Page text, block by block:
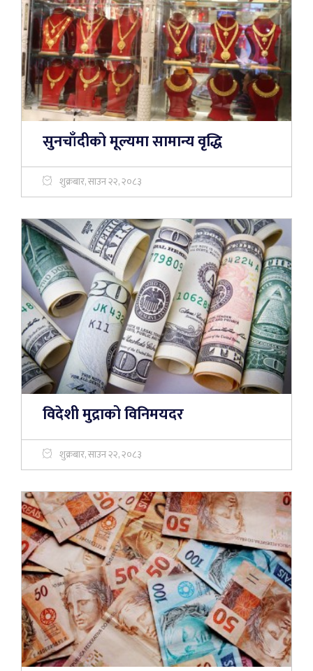
सुनचाँदीको मूल्यमा सामान्य वृद्धि
शुक्रबार, साउन २२, २०८३
विदेशी मुद्राको विनिमयदर
शुक्रबार, साउन २२, २०८३